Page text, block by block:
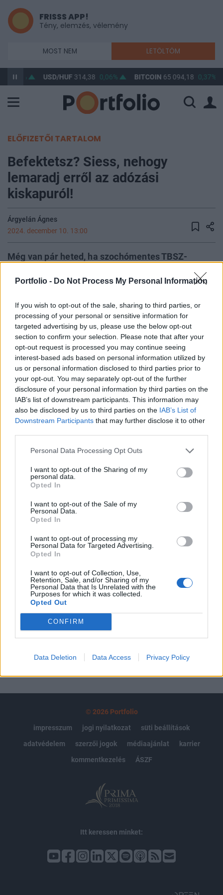
Portfolio - Do Not Process My Personal Information
If you wish to opt-out of the sale, sharing to third parties, or
processing of your personal or sensitive information for
targeted advertising by us, please use the below opt-out
section to confirm your selection. Please note that after your
opt-out request is processed you may continue seeing
interest-based ads based on personal information utilized by
us or personal information disclosed to third parties prior to
your opt-out. You may separately opt-out of the further
disclosure of your personal information by third parties on the
IAB’s list of downstream participants. This information may
also be disclosed by us to third parties on the IAB’s List of
Downstream Participants that may further disclose it to other
Personal Data Processing Opt Outs
I want to opt-out of the Sharing of my
personal data.
Opted In
I want to opt-out of the Sale of my
Personal Data.
Opted In
I want to opt-out of processing my
Personal Data for Targeted Advertising.
Opted In
I want to opt-out of Collection, Use,
Retention, Sale, and/or Sharing of my
Personal Data that Is Unrelated with the
Purposes for which it was collected.
Opted Out
CONFIRM
Data Deletion Data Access Privacy Policy
FRISSS APP!
Tény, elemzés, vélemény
MOST NEM LETÖLTÖM
0,02% USD/HUF 314,38 0,06% BITCOIN 65 094,18 0,37%
ELŐFIZETŐI TARTALOM
Befektetsz? Siess, nehogy
lemaradj erről az adózási
kiskapuról!
Árgyelán Ágnes
2024. december 10. 13:00
Még van pár heted, ha szochómentes TBSZ-
befektetésnél is ezt az adófizetési
től lépnek érvénybe, így aki mentesülni szeretne a
13%-os szochótól, annak mielőbb lépnie kell. Az
állampapíroknál faramuci helyzet van, ott nem árt
résen lenni.
2025: új aranykort vagy vámháborút hoz Trump nekünk?A
magyar gazdasági kilátásokról, a forintárfolyam várható
alakulásáról, a befektetési lehetőségekről lesz szó
decemberi eseményünkön, ahol a szakértők Donald Trump
visszatérésének lehetséges gazdasági hatásait ismertetik
KEDVES OLVASÓNK!
A keresett cikk a portfolio.hu hírarchívumához
tartozik, melynek olvasása előfizetéses
regisztrációhoz kötött.
Az előfizetés a következőket tartalmazza:
Portfolio.hu teljes cikkarchívum
Kötéslisták: BÉT elmúlt 2 év napon belüli
kötéslistái
Előfizetés
MÁR ELŐFIZETŐNK VAGY?
© 2026 Portfolio
impresszum
jogi nyilatkozat
süti beállítások
adatvédelem
szerzői jogok médiaajánlat
karrier
kommentkezelés
ÁSZF
Itt keressen minket: